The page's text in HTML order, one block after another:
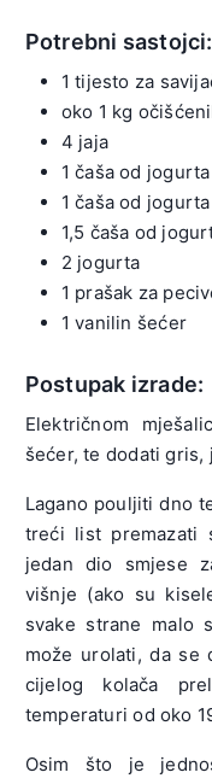
Potrebni sastojci:
1 tijesto za
oko 1 kg
4 jaja
1 čaša od
1 čaša od
1,5 čaša od
2 jogurta
1 prašak za
1 vanilin šećer
Postupak izrade:
Električnom
šećer, te dodati
Lagano pouljiti dno
treći list premazati
jedan dio smjese
višnje (ako su
svake strane malo
može urolati, da se
cijelog kolača
temperaturi od oko
Osim što je